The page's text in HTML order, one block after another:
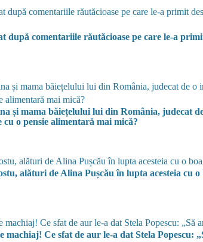
după comentariile răutăcioase pe care le-a
și mama băiețelului lui din România, judecat
o pensie alimentară mai mică?
alături de Alina Pușcău în lupta acesteia cu
machiaj! Ce sfat de aur le-a dat Stela Popescu: